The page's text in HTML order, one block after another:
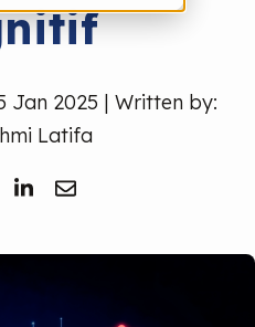
Jan 2025 | Written by:
Latifa